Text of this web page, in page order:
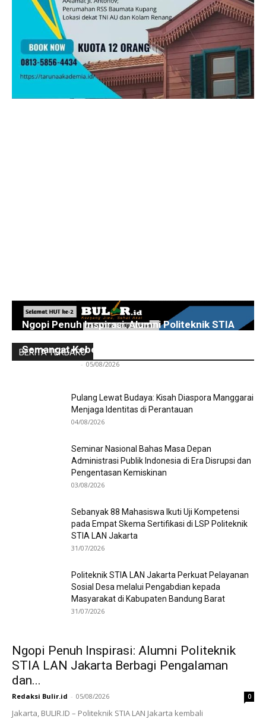
BERITA TERBARU
Ngopi Penuh Inspirasi: Alumni Politeknik STIA
Semangat Kebersamaan
- 05/08/2026
Pulang Lewat Budaya: Kisah Diaspora Manggarai
Menjaga Identitas di Perantauan
04/08/2026
Seminar Nasional Bahas Masa Depan
Administrasi Publik Indonesia di Era Disrupsi dan
Pengentasan Kemiskinan
03/08/2026
Sebanyak 88 Mahasiswa Ikuti Uji Kompetensi
pada Empat Skema Sertifikasi di LSP Politeknik
STIA LAN Jakarta
31/07/2026
Politeknik STIA LAN Jakarta Perkuat Pelayanan
Sosial Desa melalui Pengabdian kepada
Masyarakat di Kabupaten Bandung Barat
31/07/2026
Ngopi Penuh Inspirasi: Alumni Politeknik
STIA LAN Jakarta Berbagi Pengalaman
dan...
Redaksi Bulir.id - 05/08/2026 0
Jakarta, BULIR.ID – Politeknik STIA LAN Jakarta kembali